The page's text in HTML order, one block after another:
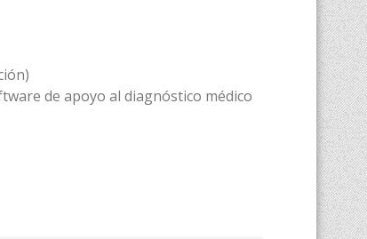
de apoyo al diagnóstico médico